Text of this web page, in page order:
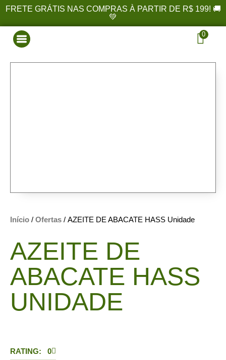
FRETE GRÁTIS NAS COMPRAS À PARTIR DE R$ 199! 🚚
💚
0
Início / Ofertas / AZEITE DE ABACATE HASS Unidade
AZEITE DE
ABACATE HASS
UNIDADE
RATING: 0